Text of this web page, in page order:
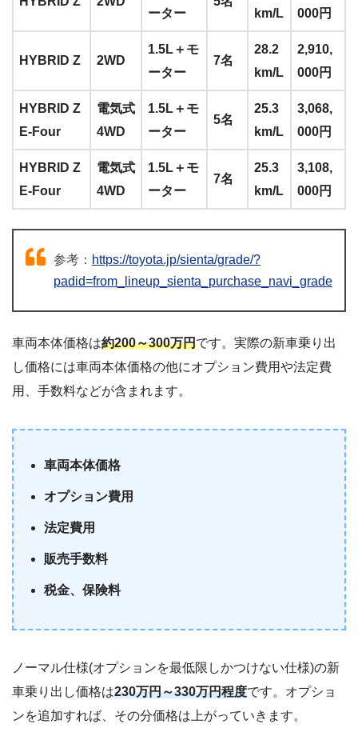
ーター
km/L
000円
HYBRID Z 2WD
1.5L＋モ
ーター
7名
28.2
km/L
2,910,
000円
HYBRID Z
E-Four
電気式
4WD
1.5L＋モ
ーター
5名
25.3
km/L
3,068,
000円
HYBRID Z
E-Four
電気式
4WD
1.5L＋モ
ーター
7名
25.3
km/L
3,108,
000円
参考： https://toyota.jp/sienta/grade/?
padid=from_lineup_sienta_purchase_navi_grade
車両本体価格は約200～300万円です。実際の新車乗り出
し価格には車両本体価格の他にオプション費用や法定費
用、手数料などが含まれます。
車両本体価格
オプション費用
法定費用
販売手数料
税金、保険料
ノーマル仕様(オプションを最低限しかつけない仕様)の新
車乗り出し価格は230万円～330万円程度です。オプショ
ンを追加すれば、その分価格は上がっていきます。